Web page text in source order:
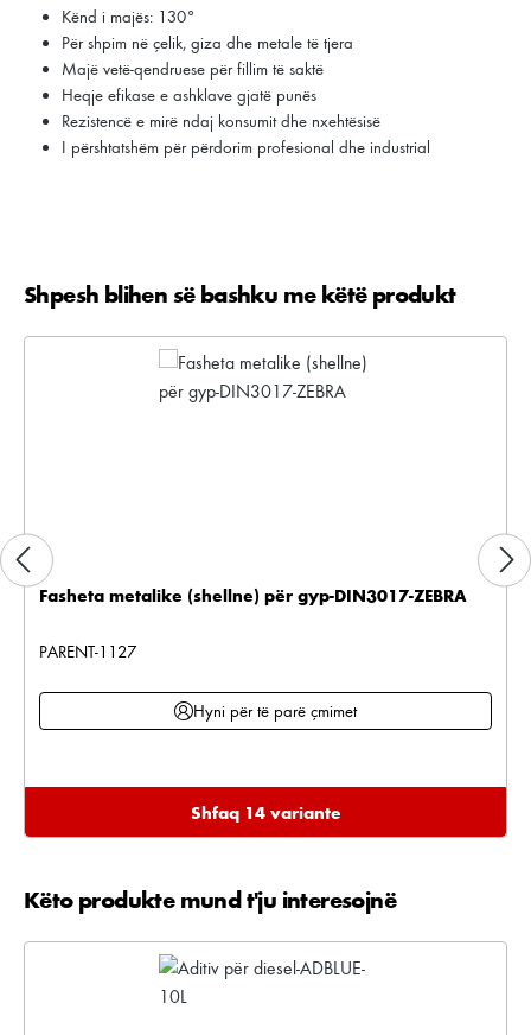
Kënd i majës: 130°
Për shpim në çelik, giza dhe metale të tjera
Majë vetë-qendruese për fillim të saktë
Heqje efikase e ashklave gjatë punës
Rezistencë e mirë ndaj konsumit dhe nxehtësisë
I përshtatshëm për përdorim profesional dhe industrial
Kalo galerinë e produktit
Shpesh blihen së bashku me këtë produkt
Fasheta metalike (shellne) për gyp-DIN3017-ZEBRA
PARENT-1127
Hyni për të parë çmimet
Shfaq 14 variante
Kalo galerinë e produktit
Këto produkte mund t'ju interesojnë